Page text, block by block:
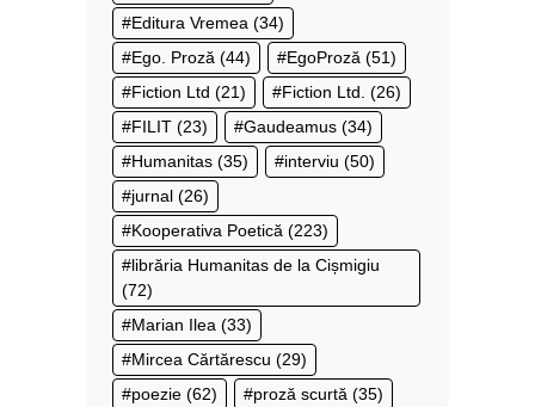
Editura Vremea (34)
Ego. Proză (44) EgoProză (51)
Fiction Ltd (21) Fiction Ltd. (26)
FILIT (23) Gaudeamus (34)
Humanitas (35) interviu (50)
jurnal (26)
Kooperativa Poetică (223)
librăria Humanitas de la Cișmigiu
(72)
Marian Ilea (33)
Mircea Cărtărescu (29)
poezie (62) proză scurtă (35)